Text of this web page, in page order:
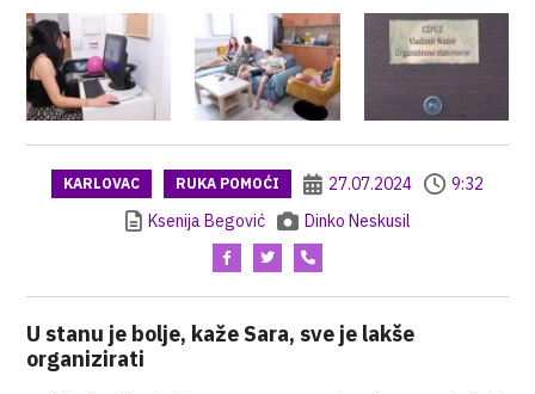
KARLOVAC RUKA POMOĆI 27.07.2024
9:32
Ksenija Begović
Dinko Neskusil
U stanu je bolje, kaže Sara, sve je lakše
organizirati